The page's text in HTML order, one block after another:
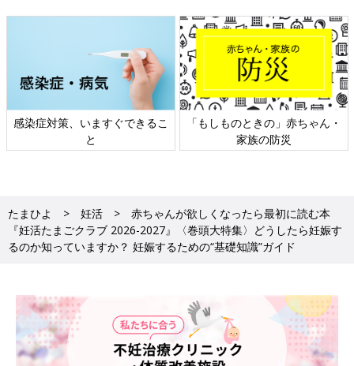
日本外来小児科学会リーフレッ
ト検討会
六星占術 細木かおりさんの人生
相談
たまひよ 妊活
赤ちゃんが欲しくなったら最初に読む本
『妊活たまごクラブ 2026-2027』〈巻頭大特集〉どうしたら妊娠す
るのか知っていますか？ 妊娠するための“基礎知識”ガイド